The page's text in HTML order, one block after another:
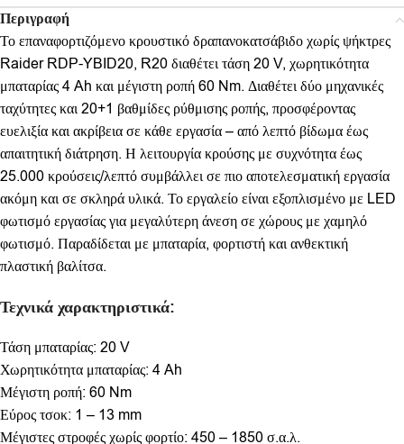
Περιγραφή
Το επαναφορτιζόμενο κρουστικό δραπανοκατσάβιδο χωρίς ψήκτρες
Raider RDP-YBID20, R20 διαθέτει τάση 20 V, χωρητικότητα
μπαταρίας 4 Ah και μέγιστη ροπή 60 Nm. Διαθέτει δύο μηχανικές
ταχύτητες και 20+1 βαθμίδες ρύθμισης ροπής, προσφέροντας
ευελιξία και ακρίβεια σε κάθε εργασία – από λεπτό βίδωμα έως
απαιτητική διάτρηση. Η λειτουργία κρούσης με συχνότητα έως
25.000 κρούσεις/λεπτό συμβάλλει σε πιο αποτελεσματική εργασία
ακόμη και σε σκληρά υλικά. Το εργαλείο είναι εξοπλισμένο με LED
φωτισμό εργασίας για μεγαλύτερη άνεση σε χώρους με χαμηλό
φωτισμό. Παραδίδεται με μπαταρία, φορτιστή και ανθεκτική
πλαστική βαλίτσα.
Τεχνικά χαρακτηριστικά:
Τάση μπαταρίας: 20 V
Χωρητικότητα μπαταρίας: 4 Ah
Μέγιστη ροπή: 60 Nm
Εύρος τσοκ: 1 – 13 mm
Μέγιστες στροφές χωρίς φορτίο: 450 – 1850 σ.α.λ.